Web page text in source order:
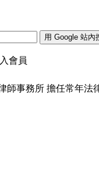
會員
師事務所 擔任常年法